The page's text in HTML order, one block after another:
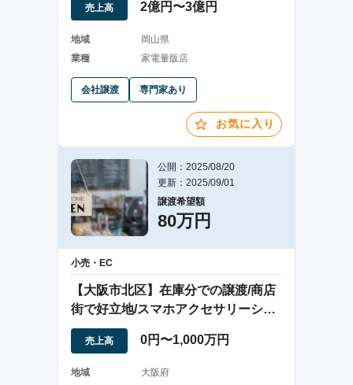
売上高 2億円〜3億円
地域
岡山県
業種
家電量販店
会社譲渡 専門家あり
お気に入り
公開：2025/08/20
更新：2025/09/01
譲渡希望額
80万円
小売・EC
【大阪市北区】在庫分での譲渡/商店
街で好立地/スマホアクセサリーショ
ップ
売上高 0円〜1,000万円
地域
大阪府